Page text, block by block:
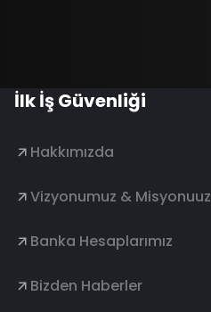
İlk İş Güvenliği
Hakkımızda
Vizyonumuz & Misyonuuz
Banka Hesaplarımız
Bizden Haberler